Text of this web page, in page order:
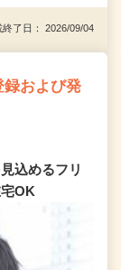
了日： 2026/09/04
録および発
込めるフリ
OK